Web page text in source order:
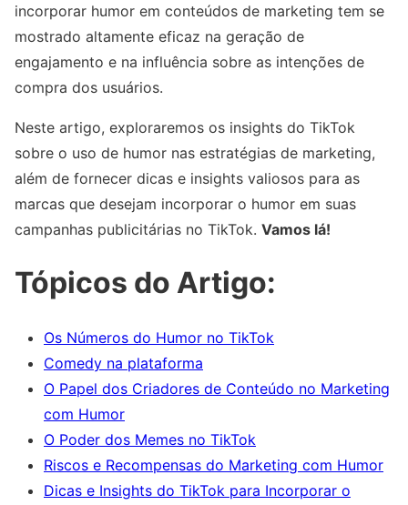
incorporar humor em conteúdos de marketing tem se
mostrado altamente eficaz na geração de
engajamento e na influência sobre as intenções de
compra dos usuários.
Neste artigo, exploraremos os insights do TikTok
sobre o uso de humor nas estratégias de marketing,
além de fornecer dicas e insights valiosos para as
marcas que desejam incorporar o humor em suas
campanhas publicitárias no TikTok. Vamos lá!
Tópicos do Artigo:
Os Números do Humor no TikTok
Comedy na plataforma
O Papel dos Criadores de Conteúdo no Marketing
com Humor
O Poder dos Memes no TikTok
Riscos e Recompensas do Marketing com Humor
Dicas e Insights do TikTok para Incorporar o